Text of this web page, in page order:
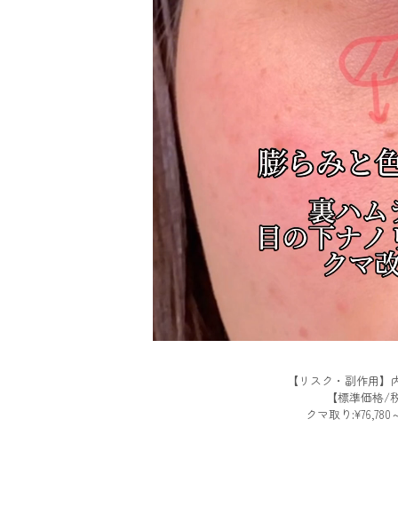
【リスク・副作用】
【標準価格/
クマ取り:¥76,780